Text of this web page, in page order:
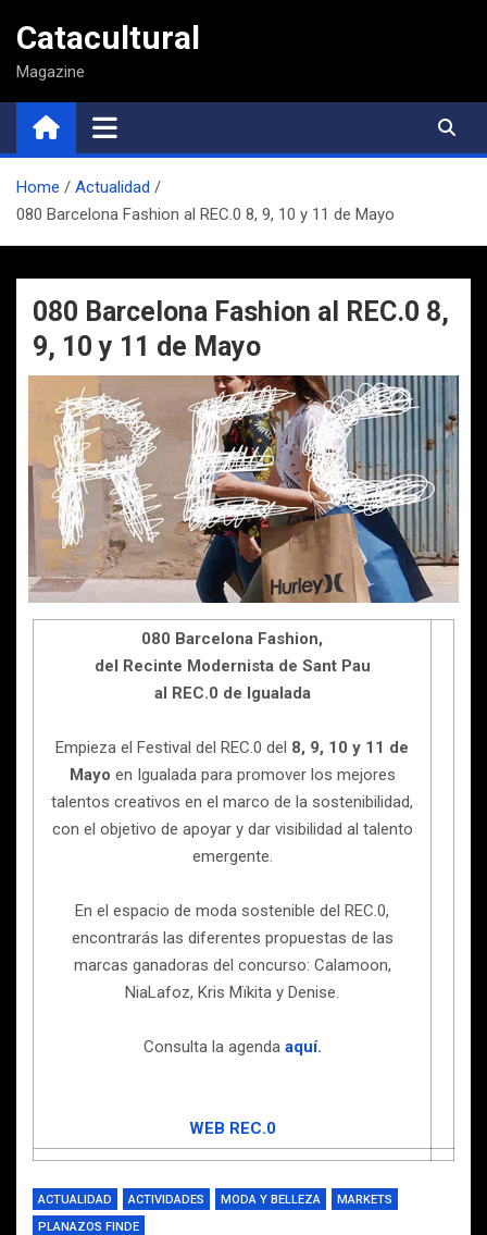
contenido
Catacultural
Magazine
Home
Actualidad
080 Barcelona Fashion al REC.0 8, 9, 10 y 11 de Mayo
080 Barcelona Fashion al REC.0 8,
9, 10 y 11 de Mayo
080 Barcelona Fashion,
del Recinte Modernista de Sant Pau
al REC.0 de Igualada
Empieza el Festival del REC.0 del 8, 9, 10 y 11 de
Mayo en Igualada para promover los mejores
talentos creativos en el marco de la sostenibilidad,
con el objetivo de apoyar y dar visibilidad al talento
emergente.
En el espacio de moda sostenible del REC.0,
encontrarás las diferentes propuestas de las
marcas ganadoras del concurso: Calamoon,
NiaLafoz, Kris Mïkita y Denise.
Consulta la agenda aquí.
WEB REC.0
ACTUALIDAD ACTIVIDADES MODA Y BELLEZA
MARKETS
PLANAZOS FINDE